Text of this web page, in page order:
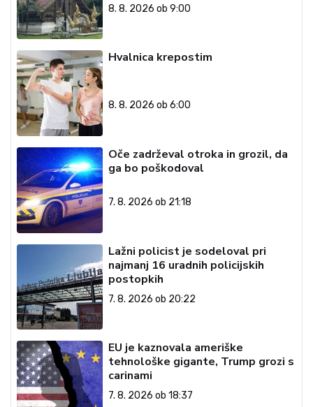
8. 8. 2026 ob 9:00
Hvalnica krepostim
8. 8. 2026 ob 6:00
Oče zadrževal otroka in grozil, da
ga bo poškodoval
7. 8. 2026 ob 21:18
Lažni policist je sodeloval pri
najmanj 16 uradnih policijskih
postopkih
7. 8. 2026 ob 20:22
EU je kaznovala ameriške
tehnološke gigante, Trump grozi s
carinami
7. 8. 2026 ob 18:37